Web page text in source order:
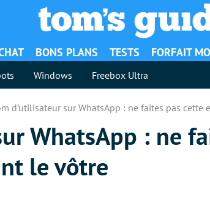
BONS PLANS TESTS FORFAIT
Windows Freebox Ultra
d’utilisateur sur WhatsApp : ne faites pas cette
WhatsApp : ne
le vôtre